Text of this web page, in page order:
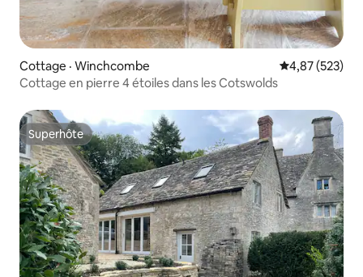
Cottage · Winchcombe Note
4,87 (523)
Cottage en pierre 4 étoiles dans les Cotswolds
Superhôte
Superhôte